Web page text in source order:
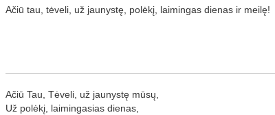
Ačiū tau, tėveli, už jaunystę, polėkį, laimingas dienas ir meilę!
Ačiū Tau, Tėveli, už jaunystę mūsų,
Už polėkį, laimingasias dienas,